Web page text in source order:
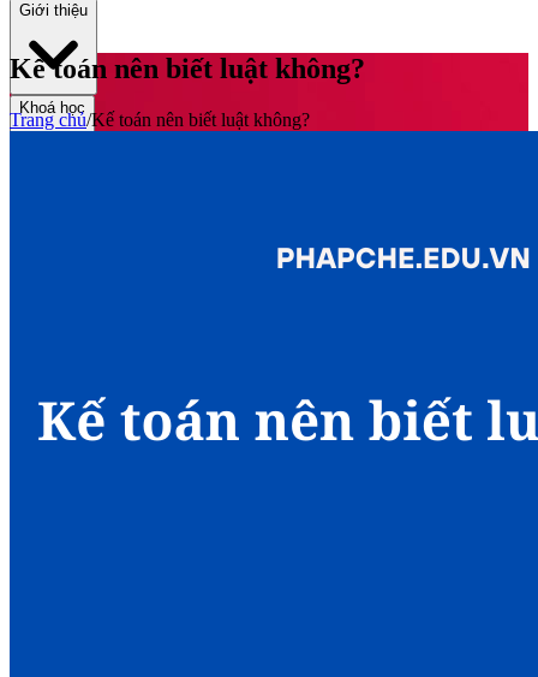
Giới thiệu
Khoá học
Kế toán nên biết luật không?
Trang chủ/Kế toán nên biết luật không?